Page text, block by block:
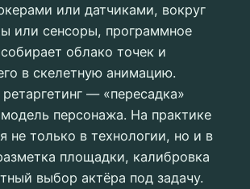
или датчиками, вокруг
или сенсоры, программное
облако точек и
в скелетную анимацию.
— «пересадка»
персонажа. На практике
не только в технологии, но и в
площадки, калибровка
выбор актёра под задачу.